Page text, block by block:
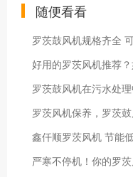
随便看看
罗茨鼓风机规格齐全
好用的罗茨风机推荐
罗茨鼓风机在污水处
罗茨风机保养，罗茨
鑫仟顺罗茨风机 节能
严寒不停机！你的罗